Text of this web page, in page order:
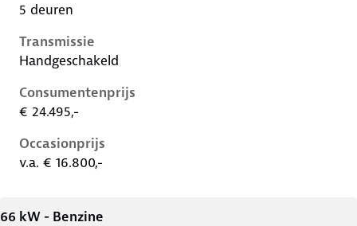
5 deuren
Transmissie
Handgeschakeld
Consumentenprijs
€ 24.495,-
Occasionprijs
v.a. € 16.800,-
66 kW - Benzine